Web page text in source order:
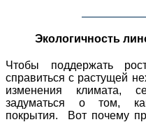
Экологичность
Чтобы поддержать
справиться с растущей
изменения климата,
задуматься о том,
покрытия. Вот почему